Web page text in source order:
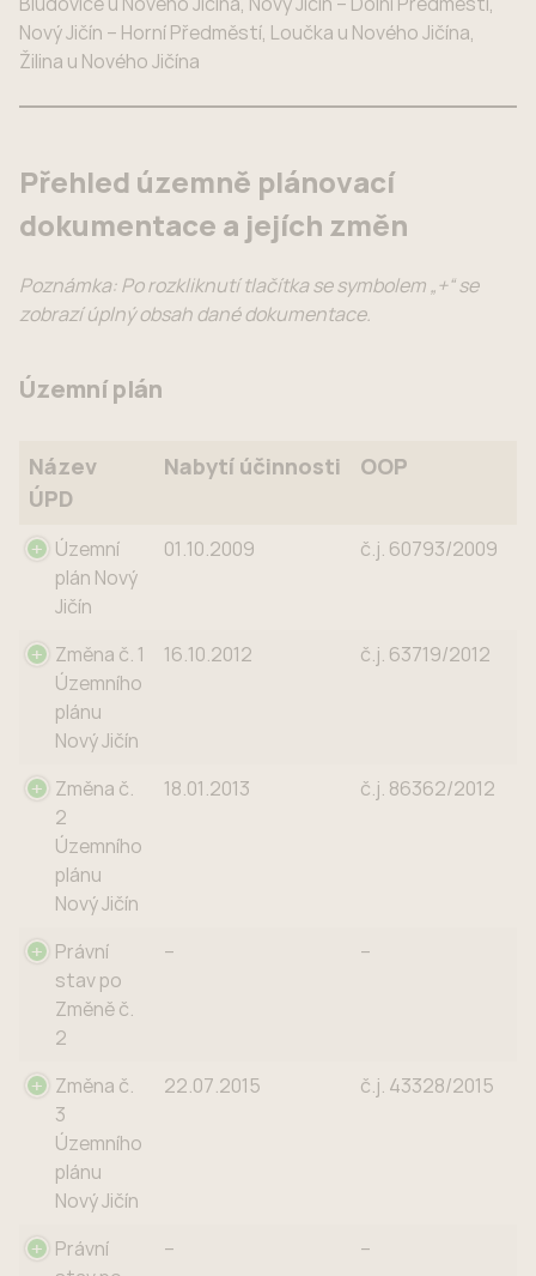
Nový Jičín – Horní Předměstí, Loučka u Nového Jičína,
Žilina u Nového Jičína
Přehled územně plánovací
dokumentace a jejích změn
Poznámka: Po rozkliknutí tlačítka se symbolem „+“ se
zobrazí úplný obsah dané dokumentace.
Územní plán
Název
ÚPD
Nabytí účinnosti OOP
Název
ÚPD
Nabytí účinnosti OOP
Územní
plán Nový
Jičín
01.10.2009 č.j. 60793/2009
Změna č. 1
Územního
plánu
Nový Jičín
16.10.2012 č.j. 63719/2012
Změna č.
2
Územního
plánu
Nový Jičín
18.01.2013 č.j. 86362/2012
Právní
stav po
Změně č.
2
– –
Změna č.
3
Územního
plánu
Nový Jičín
22.07.2015 č.j. 43328/2015
Právní
– –